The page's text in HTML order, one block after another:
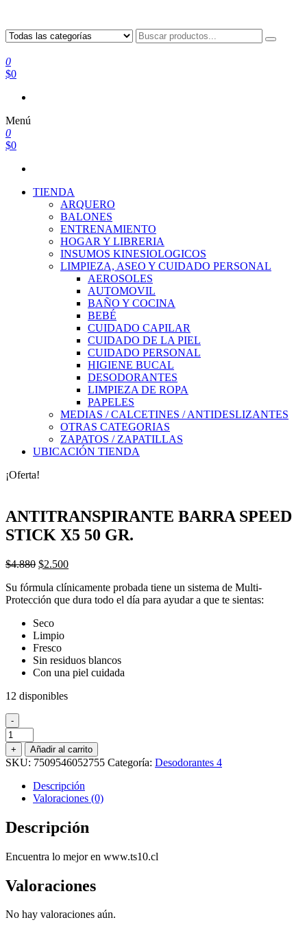
0
$0
Menú
0
$0
TIENDA
ARQUERO
BALONES
ENTRENAMIENTO
HOGAR Y LIBRERIA
INSUMOS KINESIOLOGICOS
LIMPIEZA, ASEO Y CUIDADO PERSONAL
AEROSOLES
AUTOMOVIL
BAÑO Y COCINA
BEBÉ
CUIDADO CAPILAR
CUIDADO DE LA PIEL
CUIDADO PERSONAL
HIGIENE BUCAL
DESODORANTES
LIMPIEZA DE ROPA
PAPELES
MEDIAS / CALCETINES / ANTIDESLIZANTES
OTRAS CATEGORIAS
ZAPATOS / ZAPATILLAS
UBICACIÓN TIENDA
¡Oferta!
ANTITRANSPIRANTE BARRA SPEED
STICK X5 50 GR.
$4.880 El
original
era:
$2.500El
actual
es:
Su fórmula clínicamente probada tiene un sistema de Multi-
Protección que dura todo el día para ayudar a que te sientas:
Seco
Limpio
Fresco
Sin residuos blancos
Con una piel cuidada
12 disponibles
-
ANTITRANSPIRANTE
BARRA
SPEED
STICK
cantidad
+ Añadir al carrito
SKU: 7509546052755 Categoría: Desodorantes 4
Descripción
Valoraciones (0)
Descripción
Encuentra lo mejor en www.ts10.cl
Valoraciones
No hay valoraciones aún.